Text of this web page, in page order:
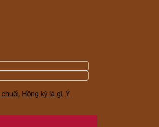
, Hồng kỳ là gì, Ý